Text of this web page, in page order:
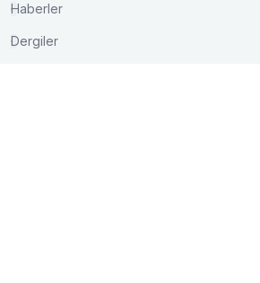
Haberler
Dergiler